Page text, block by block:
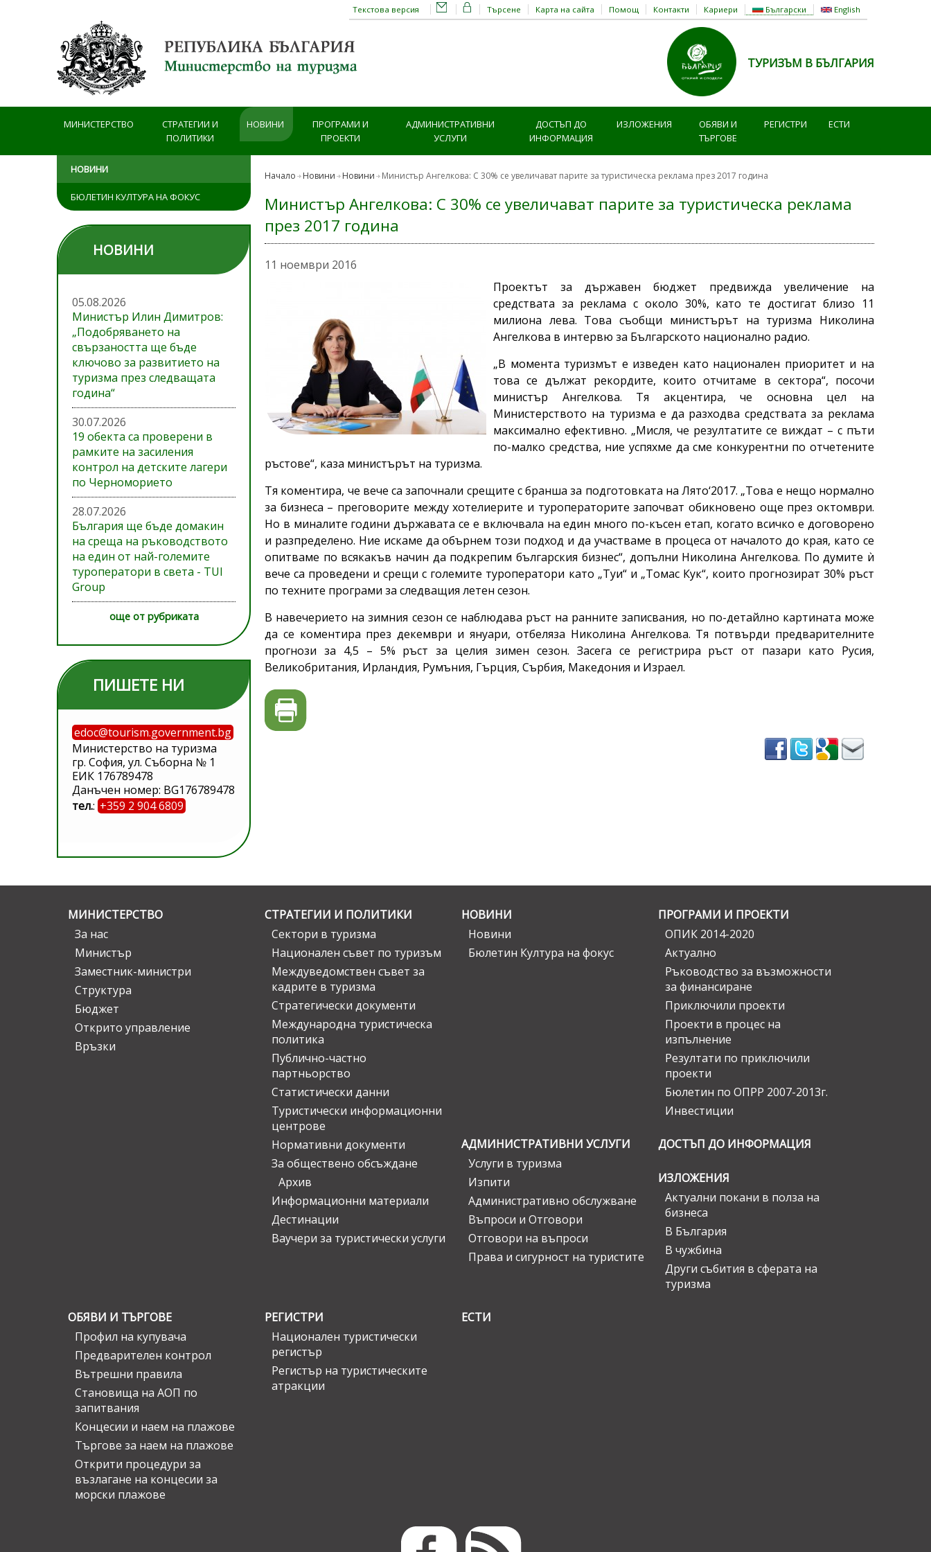
Български English
Търсене Карта на сайта Помощ Контакти Кариери
Текстова версия
ТУРИЗЪМ В БЪЛГАРИЯ
МИНИСТЕРСТВО
СТРАТЕГИИ И
ПОЛИТИКИ
НОВИНИ
ПРОГРАМИ И
ПРОЕКТИ
АДМИНИСТРАТИВНИ
УСЛУГИ
ДОСТЪП ДО
ИНФОРМАЦИЯ
ИЗЛОЖЕНИЯ
ОБЯВИ И
ТЪРГОВЕ
РЕГИСТРИ ЕСТИ
НОВИНИ
БЮЛЕТИН КУЛТУРА НА ФОКУС
НОВИНИ
05.08.2026
Министър Илин Димитров:
„Подобряването на
свързаността ще бъде
ключово за развитието на
туризма през следващата
година“
30.07.2026
19 обекта са проверени в
рамките на засиления
контрол на детските лагери
по Черноморието
28.07.2026
България ще бъде домакин
на среща на ръководството
на един от най-големите
туроператори в света - TUI
Group
още от рубриката
ПИШЕТЕ НИ
edoc@tourism.government.bg
Министерство на туризма
гр. София, ул. Съборна № 1
ЕИК 176789478
Данъчен номер: BG176789478
тел.: +359 2 904 6809
Начало Новини Новини Министър Ангелкова: С 30% се увеличават парите за туристическа реклама през 2017 година
Министър Ангелкова: С 30% се увеличават парите за туристическа реклама
през 2017 година
11 ноември 2016
Проектът за държавен бюджет предвижда увеличение на
средствата за реклама с около 30%, като те достигат близо 11
милиона лева. Това съобщи министърът на туризма Николина
Ангелкова в интервю за Българското национално радио.
„В момента туризмът е изведен като национален приоритет и на
това се дължат рекордите, които отчитаме в сектора“, посочи
министър Ангелкова. Тя акцентира, че основна цел на
Министерството на туризма е да разходва средствата за реклама
максимално ефективно. „Мисля, че резултатите се виждат – с пъти
по-малко средства, ние успяхме да сме конкурентни по отчетените
ръстове“, каза министърът на туризма.
Тя коментира, че вече са започнали срещите с бранша за подготовката на Лято‘2017. „Това е нещо нормално
за бизнеса – преговорите между хотелиерите и туроператорите започват обикновено още през октомври.
Но в миналите години държавата се е включвала на един много по-късен етап, когато всичко е договорено
и разпределено. Ние искаме да обърнем този подход и да участваме в процеса от началото до края, като се
опитваме по всякакъв начин да подкрепим българския бизнес“, допълни Николина Ангелкова. По думите ѝ
вече са проведени и срещи с големите туроператори като „Туи“ и „Томас Кук“, които прогнозират 30% ръст
по техните програми за следващия летен сезон.
В навечерието на зимния сезон се наблюдава ръст на ранните записвания, но по-детайлно картината може
да се коментира през декември и януари, отбеляза Николина Ангелкова. Тя потвърди предварителните
прогнози за 4,5 – 5% ръст за целия зимен сезон. Засега се регистрира ръст от пазари като Русия,
Великобритания, Ирландия, Румъния, Гърция, Сърбия, Македония и Израел.
МИНИСТЕРСТВО
За нас
Министър
Заместник-министри
Структура
Бюджет
Открито управление
Връзки
СТРАТЕГИИ И ПОЛИТИКИ
Сектори в туризма
Национален съвет по туризъм
Междуведомствен съвет за
кадрите в туризма
Стратегически документи
Международна туристическа
политика
Публично-частно
партньорство
Статистически данни
Туристически информационни
центрове
Нормативни документи
За обществено обсъждане
Архив
Информационни материали
Дестинации
Ваучери за туристически услуги
НОВИНИ
Новини
Бюлетин Култура на фокус
ПРОГРАМИ И ПРОЕКТИ
ОПИК 2014-2020
Актуално
Ръководство за възможности
за финансиране
Приключили проекти
Проекти в процес на
изпълнение
Резултати по приключили
проекти
Бюлетин по ОПРР 2007-2013г.
Инвестиции
АДМИНИСТРАТИВНИ УСЛУГИ
Услуги в туризма
Изпити
Административно обслужване
Въпроси и Отговори
Отговори на въпроси
Права и сигурност на туристите
ДОСТЪП ДО ИНФОРМАЦИЯ
ИЗЛОЖЕНИЯ
Актуални покани в полза на
бизнеса
В България
В чужбина
Други събития в сферата на
туризма
ОБЯВИ И ТЪРГОВЕ
Профил на купувача
Предварителен контрол
Вътрешни правила
Становища на АОП по
запитвания
Концесии и наем на плажове
Търгове за наем на плажове
Открити процедури за
възлагане на концесии за
морски плажове
РЕГИСТРИ
Национален туристически
регистър
Регистър на туристическите
атракции
ЕСТИ